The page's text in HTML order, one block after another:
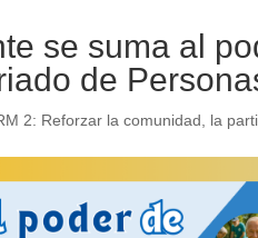
se suma al
de
2: Reforzar la comunidad, la